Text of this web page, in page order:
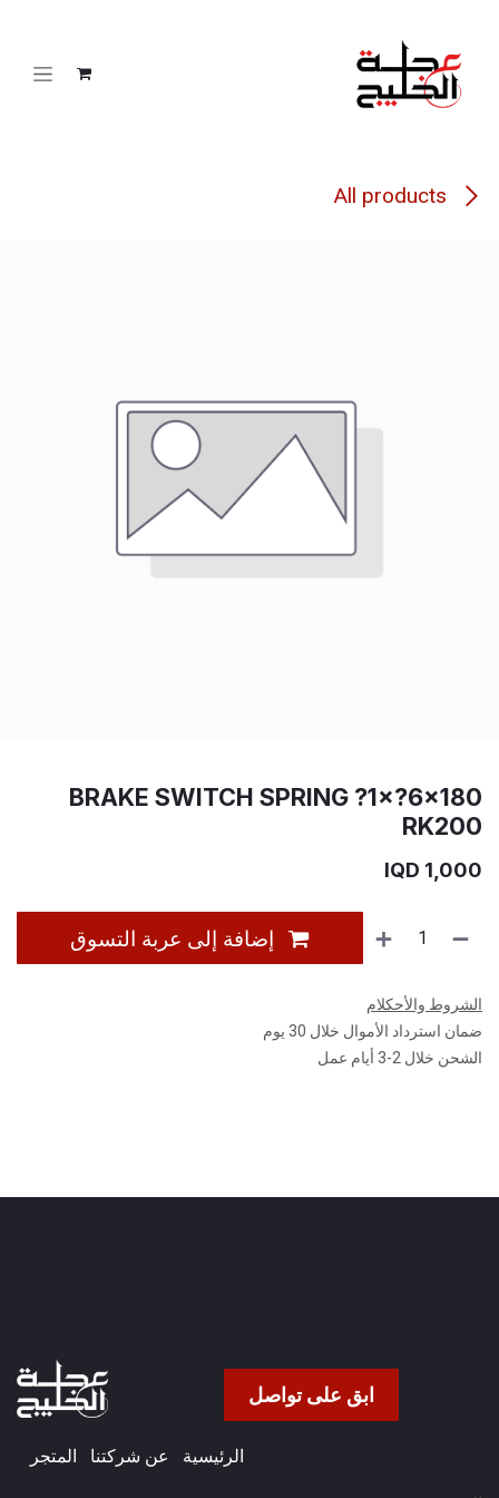
All products
BRAKE SWITCH SPRING ?1×?6×180
RK200
1,000
إضافة إلى عربة التسوق
الشروط والأحكلام
ضمان استرداد الأموال خلال 30 يوم
الشحن خلال 2-3 أيام عمل
ابق على تواصل
الرئيسية عن شركتنا​ المتجر